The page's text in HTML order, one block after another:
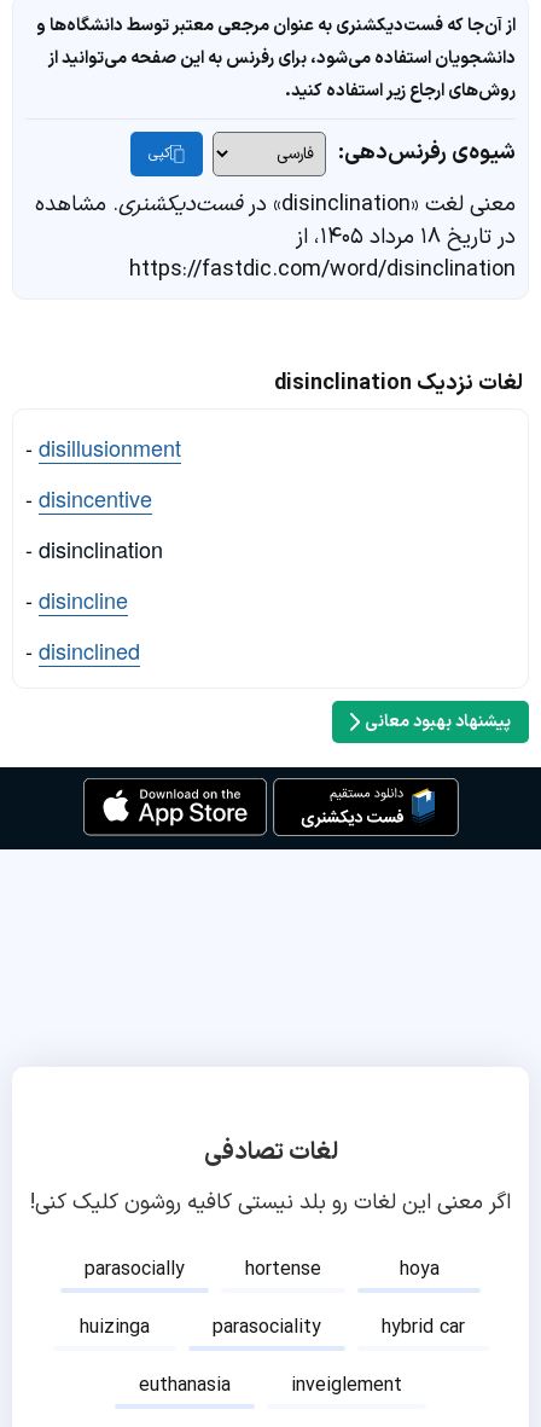
از آن‌جا که فست‌دیکشنری به عنوان مرجعی معتبر توسط دانشگاه‌ها و
دانشجویان استفاده می‌شود، برای رفرنس به این صفحه می‌توانید از
روش‌های ارجاع زیر استفاده کنید.
شیوه‌ی رفرنس‌دهی: کپی
معنی لغت «disinclination» در فست‌دیکشنری. مشاهده
در تاریخ ۱۸ مرداد ۱۴۰۵، از
https://fastdic.com/word/disinclination
لغات نزدیک disinclination
-disillusionment
-disincentive
- disinclination
-disincline
-disinclined
پیشنهاد بهبود معانی
لغات تصادفی
اگر معنی این لغات رو بلد نیستی کافیه روشون کلیک کنی!
parasocially hortense
hoya
huizinga
parasociality
hybrid car
euthanasia
inveiglement